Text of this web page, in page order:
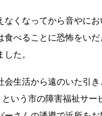
なくなってから音やに
食べることに恐怖をい
した。
会生活から遠のいた引
という市の障害福祉サ